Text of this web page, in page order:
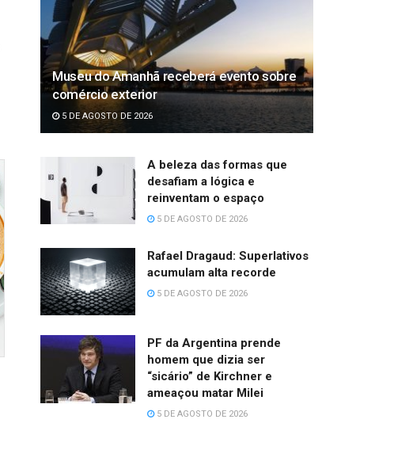
Museu do Amanhã receberá evento sobre
comércio exterior
5 DE AGOSTO DE 2026
A beleza das formas que
desafiam a lógica e
reinventam o espaço
5 DE AGOSTO DE 2026
Rafael Dragaud: Superlativos
acumulam alta recorde
5 DE AGOSTO DE 2026
PF da Argentina prende
homem que dizia ser
“sicário” de Kirchner e
ameaçou matar Milei
5 DE AGOSTO DE 2026